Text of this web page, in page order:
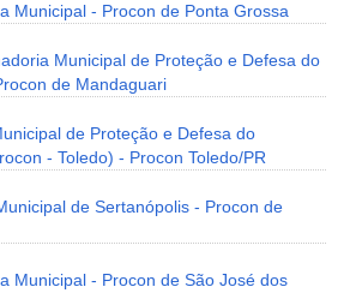
Municipal - Procon de Ponta Grossa
Municipal de Proteção e Defesa do
de Mandaguari
de Proteção e Defesa do
- Toledo) - Procon Toledo/PR
de Sertanópolis - Procon de
Municipal - Procon de São José dos